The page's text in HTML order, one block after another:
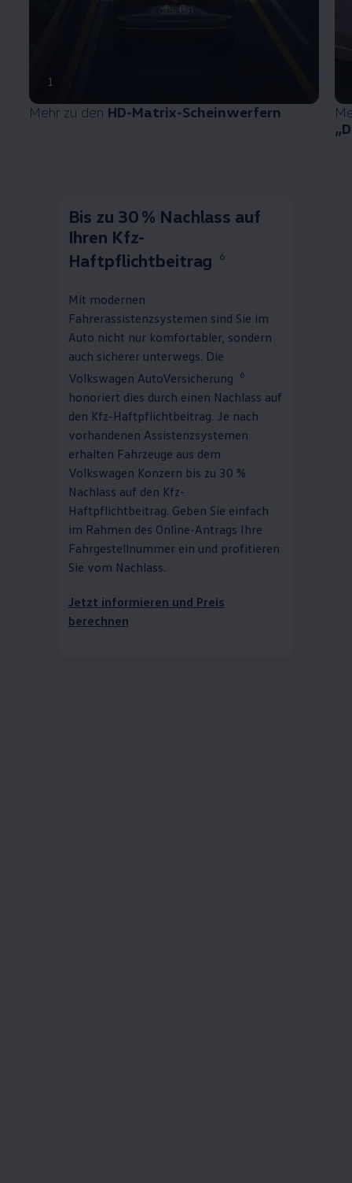
1
Mehr zu den HD-Matrix-Scheinwerfern
Bis zu 30 % Nachlass auf
Ihren Kfz-
Haftpflichtbeitrag
6
Mit modernen
Fahrerassistenzsystemen sind Sie im
Auto nicht nur komfortabler, sondern
auch sicherer unterwegs. Die
Volkswagen AutoVersicherung 6
honoriert dies durch einen Nachlass auf
den Kfz-Haftpflichtbeitrag. Je nach
vorhandenen Assistenzsystemen
erhalten Fahrzeuge aus dem
Volkswagen Konzern bis zu 30 %
Nachlass auf den Kfz-
Haftpflichtbeitrag. Geben Sie einfach
im Rahmen des Online-Antrags Ihre
Fahrgestellnummer ein und profitieren
Sie vom Nachlass.
Jetzt informieren und Preis
berechnen